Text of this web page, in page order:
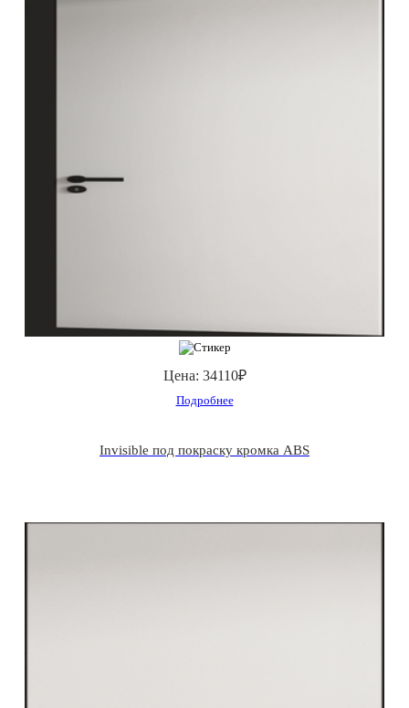
Цена: 34110₽
Подробнее
Invisible под покраску кромка ABS